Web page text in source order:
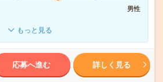
男性
もっと見る
応募へ進む 詳しく見る